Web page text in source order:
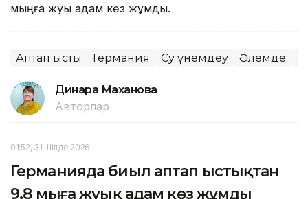
мыңға жуық адам көз жұмды.
Аптап ыстық Германия Су үнемдеу Әлемде
Динара Маханова
Авторлар
01:52, 31 Шілде 2026
Германияда биыл аптап ыстықтан
9,8 мыңға жуық адам көз жұмды